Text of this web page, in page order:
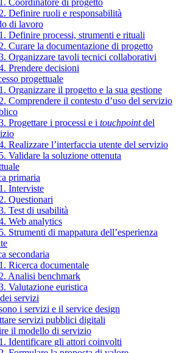
Coordinatore di progetto
Definire ruoli e responsabilità
di lavoro
Definire processi, strumenti e rituali
Curare la documentazione di progetto
Organizzare tavoli tecnici collaborativi
Prendere decisioni
progettuale
Organizzare il progetto e la sua gestione
Comprendere il contesto d’uso del servizio
Progettare i processi e i touchpointdel
Realizzare l’interfaccia utente del servizio
Validare la soluzione ottenuta
primaria
Interviste
Questionari
Test di usabilità
Web analytics
Strumenti di mappatura dell’esperienza
secondaria
Ricerca documentale
Analisi benchmark
Valutazione euristica
servizi
i servizi e il service design
servizi pubblici digitali
il modello di servizio
Identificare gli attori coinvolti